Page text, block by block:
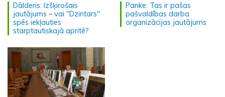
Dālderis: Izšķirošais
jautājums – vai "Dzintars"
spēs iekļauties
starptautiskajā apritē?
Panke: Tas ir pašas
pašvaldības darba
organizācijas jautājums